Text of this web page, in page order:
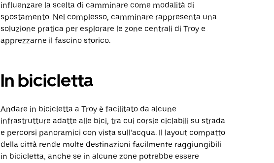
influenzare la scelta di camminare come modalità di
spostamento. Nel complesso, camminare rappresenta una
soluzione pratica per esplorare le zone centrali di Troy e
apprezzarne il fascino storico.
In bicicletta
Andare in bicicletta a Troy è facilitato da alcune
infrastrutture adatte alle bici, tra cui corsie ciclabili su strada
e percorsi panoramici con vista sull’acqua. Il layout compatto
della città rende molte destinazioni facilmente raggiungibili
in bicicletta, anche se in alcune zone potrebbe essere